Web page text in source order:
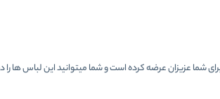
شما عزیزان عرضه کرده است و شما میتوانید این لباس ها